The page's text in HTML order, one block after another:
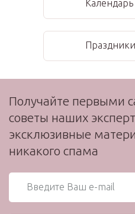
Праздники
Получайте первыми
советы наших
эксклюзивные
никакого спама